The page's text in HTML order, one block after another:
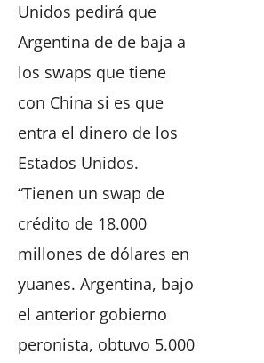
Unidos pedirá que
Argentina de de baja a
los swaps que tiene
con China si es que
entra el dinero de los
Estados Unidos.
“Tienen un swap de
crédito de 18.000
millones de dólares en
yuanes. Argentina, bajo
el anterior gobierno
peronista, obtuvo 5.000